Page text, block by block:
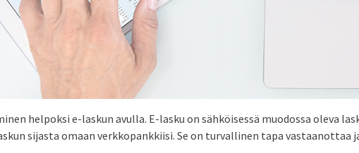
helpoksi e-laskun avulla. E-lasku on sähköisessä muodossa oleva
sijasta omaan verkkopankkiisi. Se on turvallinen tapa vastaanottaa